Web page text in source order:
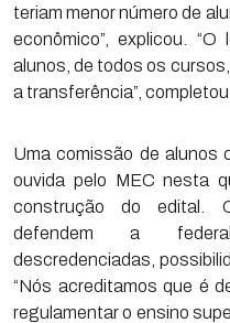
teriam menor número de
econômico”, explicou.
alunos, de todos os
a transferência”, completou.
Uma comissão de alunos
ouvida pelo MEC nesta
construção do edital.
defendem a
descredenciadas,
“Nós acreditamos que é
regulamentar o ensino